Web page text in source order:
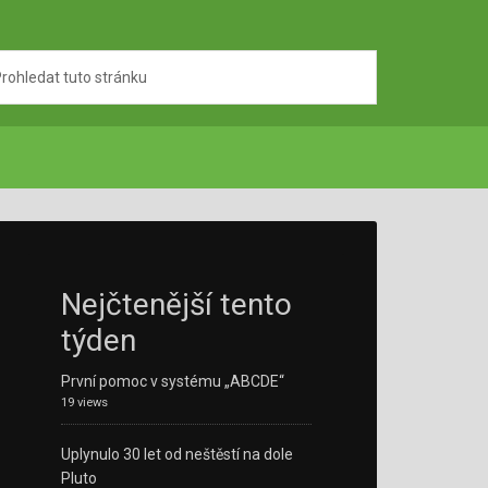
Nejčtenější tento
týden
První pomoc v systému „ABCDE“
19 views
Uplynulo 30 let od neštěstí na dole
Pluto